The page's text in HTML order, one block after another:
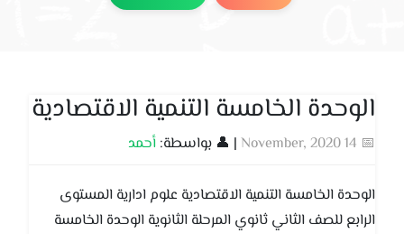
الوحدة الخامسة التنمية الاقتصادية
📅 14 November, 2020 | 👤 بواسطة: أحمد
الوحدة الخامسة التنمية الاقتصادية علوم ادارية المستوى
الرابع للصف الثاني ثانوي المرحلة الثانوية الوحدة الخامسة